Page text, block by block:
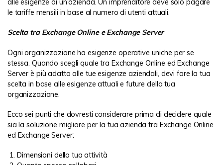
alle esigenze di un'azienda. Un imprenditore deve solo pagare
le tariffe mensili in base al numero di utenti attuali.
Scelta tra Exchange Online e Exchange Server
Ogni organizzazione ha esigenze operative uniche per se
stessa. Quando scegli quale tra Exchange Online ed Exchange
Server è più adatto alle tue esigenze aziendali, devi fare la tua
scelta in base alle esigenze attuali e future della tua
organizzazione.
Ecco sei punti che dovresti considerare prima di decidere quale
sia la soluzione migliore per la tua azienda tra Exchange Online
ed Exchange Server:
Dimensioni della tua attività